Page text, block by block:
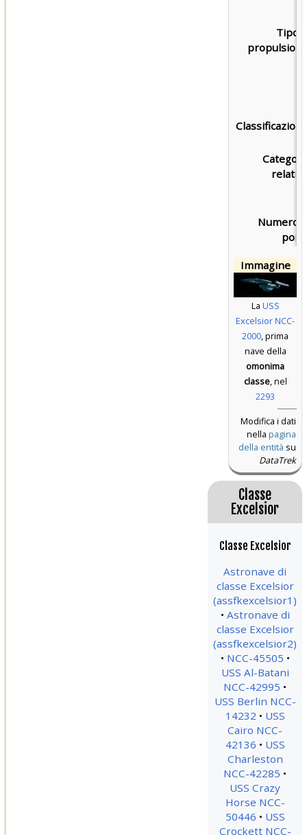
Tipo
Numero
Immagine
La USS
Excelsior NCC-
2000, prima
nave della
omonima
classe, nel
2293
Modifica i dati
nella pagina
della entità su
DataTrek
Classe
Excelsior
Classe Excelsior
Astronave di
classe Excelsior
(assfkexcelsior1)
Astronave di
classe Excelsior
(assfkexcelsior2)
NCC-45505
USS Al-Batani
NCC-42995
USS Berlin NCC-
14232
USS
Cairo NCC-
42136
USS
Charleston
NCC-42285
USS Crazy
Horse NCC-
50446
USS
Crockett NCC-